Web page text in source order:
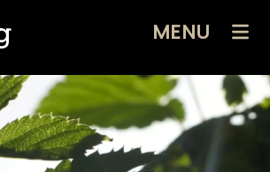
MENU